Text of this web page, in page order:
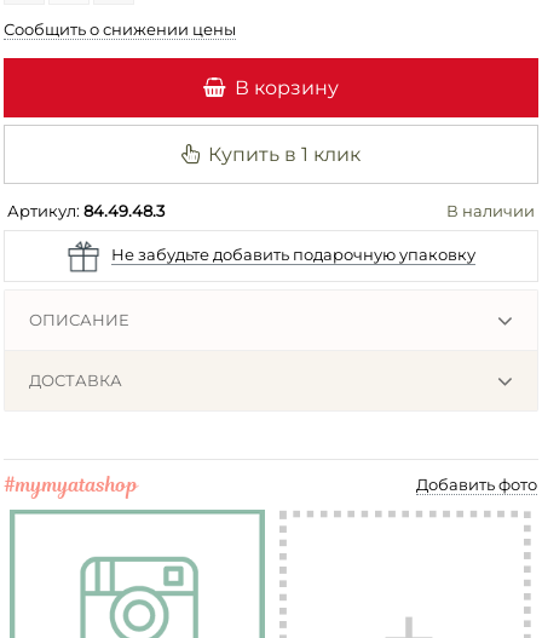
Сообщить о снижении цены
В корзину
Купить в 1 клик
Артикул:84.49.48.3 В наличии
Не забудьте добавить подарочную упаковку
ОПИСАНИЕ
ДОСТАВКА
#mymyatashop Добавить фото